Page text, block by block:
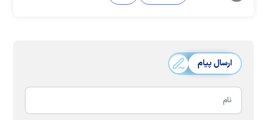
ارسال پیام